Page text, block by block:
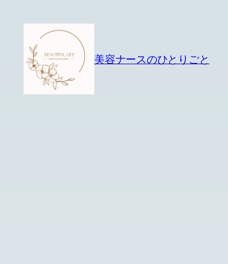
美容ナースのひとりごと